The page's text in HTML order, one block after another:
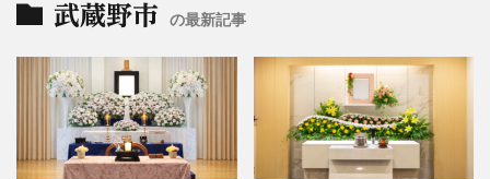
武蔵野市 の最新記事